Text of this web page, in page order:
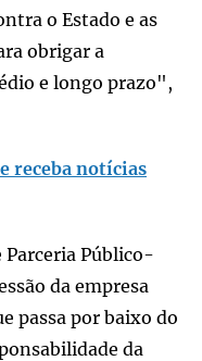
o Estado e as
obrigar a
e longo prazo",
receba notícias
Parceria Público-
da empresa
passa por baixo do
da